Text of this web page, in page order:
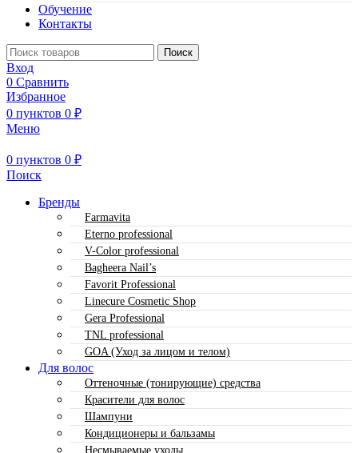
Обучение
Контакты
Поиск
Вход
0 Сравнить
Избранное
0 пунктов 0 ₽
Меню
0 пунктов 0 ₽
Поиск
Бренды
Farmavita
Eterno professional
V-Color professional
Bagheera Nail’s
Favorit Professional
Linecure Cosmetic Shop
Gera Professional
TNL professional
GOA (Уход за лицом и телом)
Для волос
Оттеночные (тонирующие) средства
Красители для волос
Шампуни
Кондиционеры и бальзамы
Несмываемые уходы